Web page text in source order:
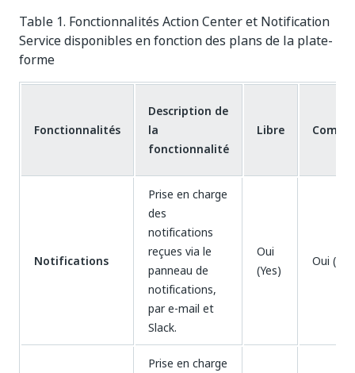
Table 1. Fonctionnalités Action Center et Notification
Service disponibles en fonction des plans de la plate-
forme
Fonctionnalités
Description de
la
fonctionnalité
Libre
Notifications
Prise en charge
des
notifications
reçues via le
panneau de
notifications,
par e-mail et
Slack.
Oui
(Yes)
Oui
Prise en charge